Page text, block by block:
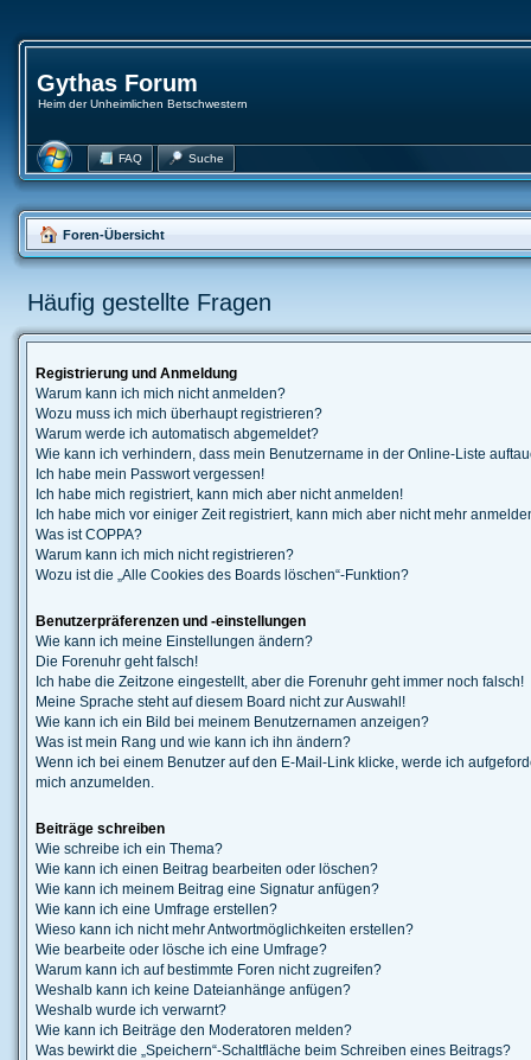
Gythas Forum
Heim der Unheimlichen Betschwestern
FAQ Suche
Foren-Übersicht
Häufig gestellte Fragen
Registrierung und Anmeldung
Warum kann ich mich nicht anmelden?
Wozu muss ich mich überhaupt registrieren?
Warum werde ich automatisch abgemeldet?
Wie kann ich verhindern, dass mein Benutzername in der Online-Liste
Ich habe mein Passwort vergessen!
Ich habe mich registriert, kann mich aber nicht anmelden!
Ich habe mich vor einiger Zeit registriert, kann mich aber nicht mehr
Was ist COPPA?
Warum kann ich mich nicht registrieren?
Wozu ist die „Alle Cookies des Boards löschen“-Funktion?
Benutzerpräferenzen und -einstellungen
Wie kann ich meine Einstellungen ändern?
Die Forenuhr geht falsch!
Ich habe die Zeitzone eingestellt, aber die Forenuhr geht immer noch falsch!
Meine Sprache steht auf diesem Board nicht zur Auswahl!
Wie kann ich ein Bild bei meinem Benutzernamen anzeigen?
Was ist mein Rang und wie kann ich ihn ändern?
Wenn ich bei einem Benutzer auf den E-Mail-Link klicke, werde ich
mich anzumelden.
Beiträge schreiben
Wie schreibe ich ein Thema?
Wie kann ich einen Beitrag bearbeiten oder löschen?
Wie kann ich meinem Beitrag eine Signatur anfügen?
Wie kann ich eine Umfrage erstellen?
Wieso kann ich nicht mehr Antwortmöglichkeiten erstellen?
Wie bearbeite oder lösche ich eine Umfrage?
Warum kann ich auf bestimmte Foren nicht zugreifen?
Weshalb kann ich keine Dateianhänge anfügen?
Weshalb wurde ich verwarnt?
Wie kann ich Beiträge den Moderatoren melden?
Was bewirkt die „Speichern“-Schaltfläche beim Schreiben eines Beitrags?